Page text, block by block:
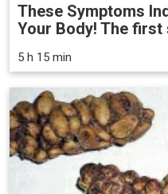
These Symptoms
Your Body! The first
5 h 15 min